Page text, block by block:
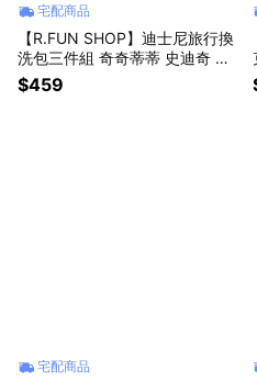
宅配商品
【R.FUN SHOP】迪士尼旅行換
洗包三件組 奇奇蒂蒂 史迪奇 維
尼 熊抱哥 旅行 包袋 換洗包 CA9
46
$459
宅配商品